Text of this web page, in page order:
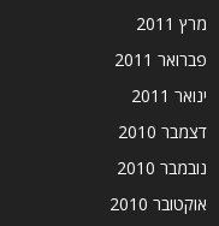
מרץ 2011
פברואר 2011
ינואר 2011
דצמבר 2010
נובמבר 2010
אוקטובר 2010